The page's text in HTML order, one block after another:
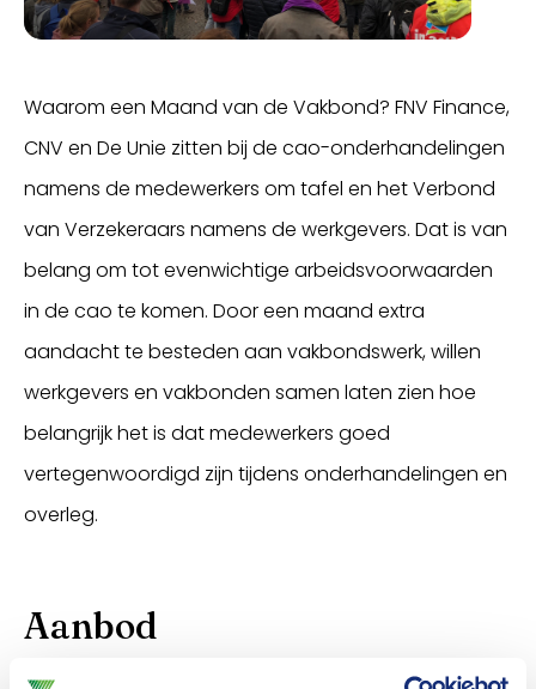
Waarom een Maand van de Vakbond? FNV Finance,
CNV en De Unie zitten bij de cao-onderhandelingen
namens de medewerkers om tafel en het Verbond
van Verzekeraars namens de werkgevers. Dat is van
belang om tot evenwichtige arbeidsvoorwaarden
in de cao te komen. Door een maand extra
aandacht te besteden aan vakbondswerk, willen
werkgevers en vakbonden samen laten zien hoe
belangrijk het is dat medewerkers goed
vertegenwoordigd zijn tijdens onderhandelingen en
overleg.
Aanbod